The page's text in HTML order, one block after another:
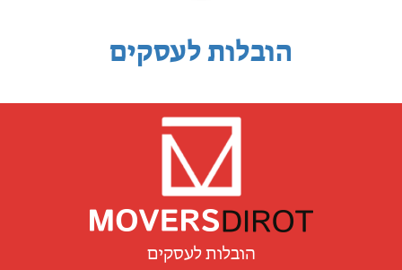
הובלות לעסקים
הובלות לעסקים